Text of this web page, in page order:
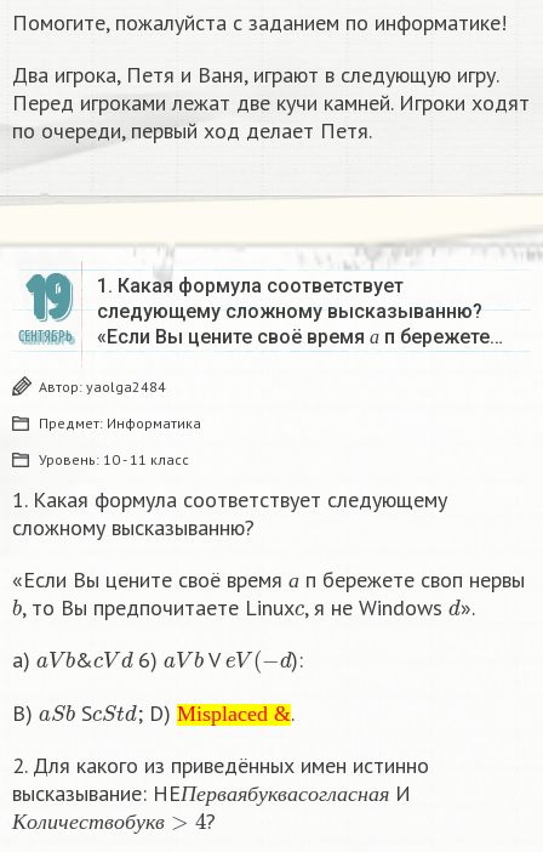
Помогите, пожалуйста с заданием по информатике!
Два игрока, Петя и Ваня, играют в следующую игру.
Перед игроками лежат две кучи камней. Игроки ходят
по очереди, первый ход делает Петя.
19
СЕНТЯБРЬ
1. Какая формула соответствует
следующему сложному высказыванню?
«Если Вы цените своё время
а п бережете…
Автор: yaolga2484
Предмет: Информатика
Уровень: 10 - 11 класс
1. Какая формула соответствует следующему
сложному высказыванню?
«Если Вы цените своё время
а п бережете своп нервы
b, то Вы предпочитаете Linuxc , я не Windowsd».
a)
Vb & cVd6) VbV V(−
):
B)
SbS St d; D) Misplaced &
Misplaced &
.
2. Для какого из приведённых имен истинно
высказывание: НЕ П е р в ая б у кв а с о гл а с н ая
Перваябукв асогл аснаяИ
К ол и ч е с т в о б у кв
Количествобу к в>4 ?